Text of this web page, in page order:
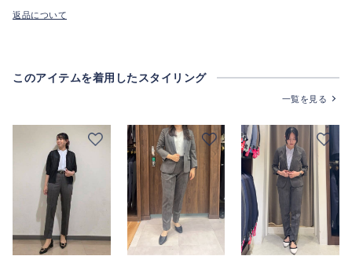
返品について
このアイテムを着用したスタイリング
一覧を見る